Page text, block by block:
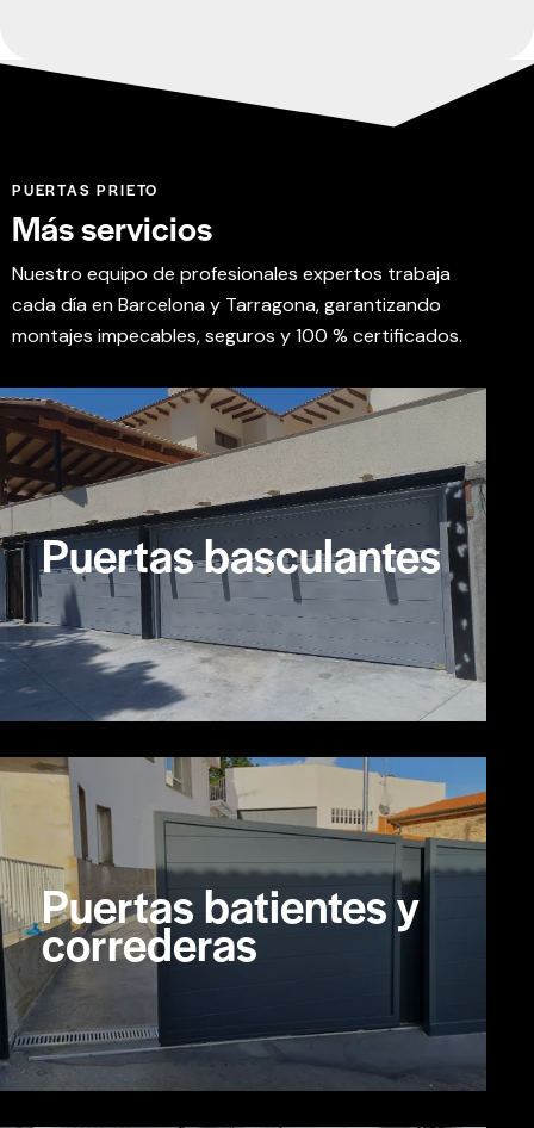
PUERTAS PRIETO
Másservicios
Nuestro equipo de profesionales expertos trabaja
cada día en Barcelona y Tarragona, garantizando
montajes impecables, seguros y 100 % certificados.
Puertas basculantes
Puertas batientes y
correderas